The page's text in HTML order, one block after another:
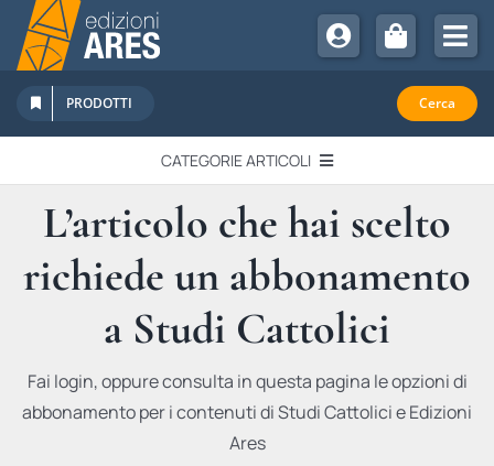
Salta
contenuto
Chi Siamo
Sostienici
Abbonamenti
Promozioni
Newsletter
PRODOTTI Cerca
CATEGORIE ARTICOLI
EDITORIALI
IN QUESTO NUMERO
RECENSIONI
L’articolo che hai scelto
richiede un abbonamento
a Studi Cattolici
Fai login, oppure consulta in questa pagina le opzioni di
abbonamento per i contenuti di Studi Cattolici e Edizioni
Ares